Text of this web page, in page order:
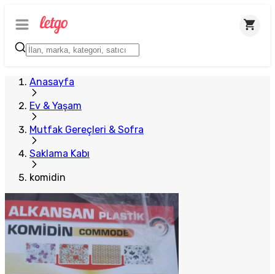
Anasayfa
Ev & Yaşam
Mutfak Gereçleri & Sofra
Saklama Kabı
komidin
Plus Satıcı